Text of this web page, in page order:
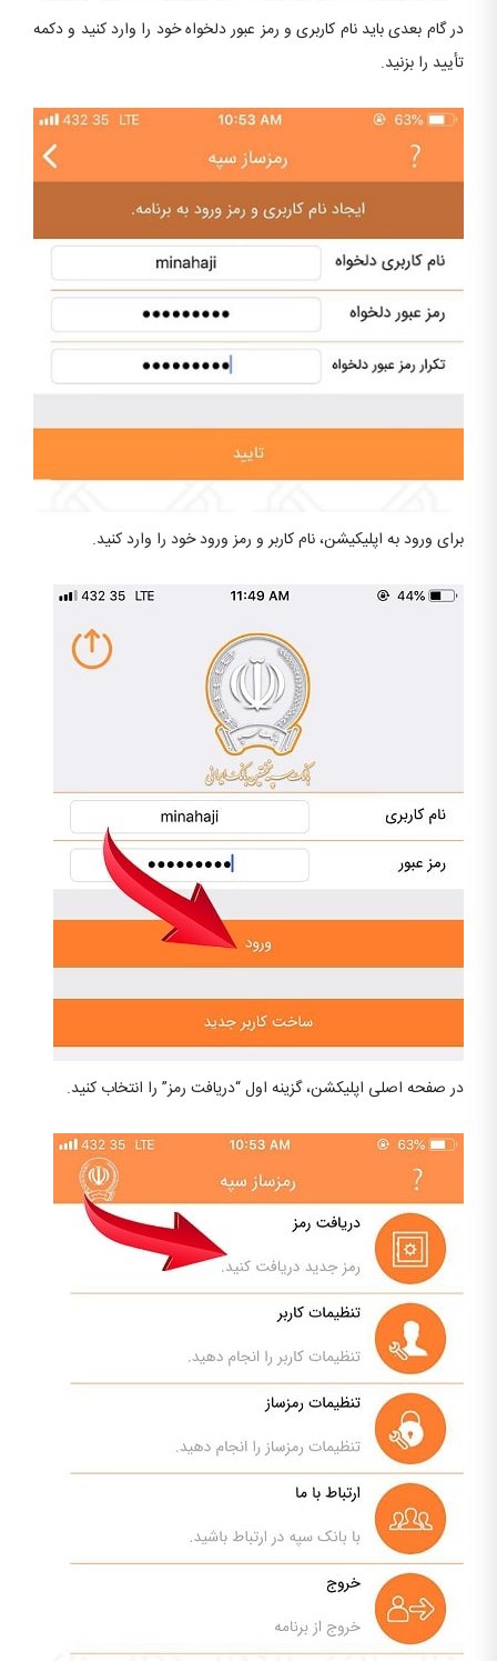
در گام بعدی باید نام کاربری و رمز عبور دلخواه خود را وارد کنید و دکمه
تأیید را بزنید.
برای ورود به اپلیکیشن، نام کاربر و رمز ورود خود را وارد کنید.
در صفحه اصلی اپلیکشن، گزینه اول “دریافت رمز” را انتخاب کنید.